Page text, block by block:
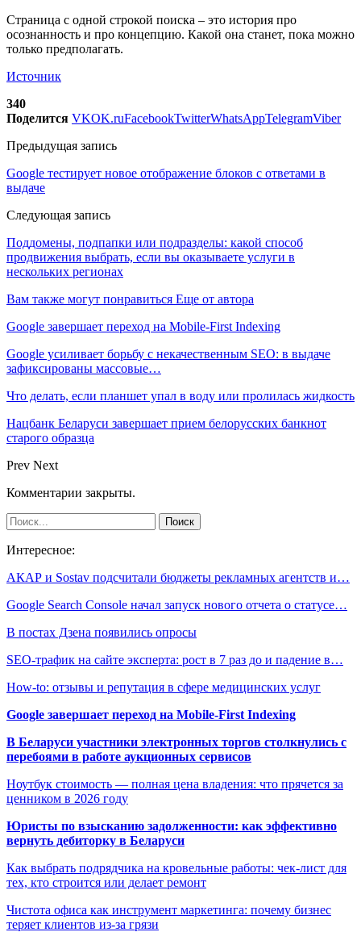
Страница с одной строкой поиска – это история про
осознанность и про концепцию. Какой она станет, пока можно
только предполагать.
Источник
340
Поделится VKOK.ruFacebookTwitterWhatsAppTelegramViber
Предыдущая запись
Google тестирует новое отображение блоков с ответами в
выдаче
Следующая запись
Поддомены, подпапки или подразделы: какой способ
продвижения выбрать, если вы оказываете услуги в
нескольких регионах
Вам также могут понравиться Еще от автора
Google завершает переход на Mobile-First Indexing
Google усиливает борьбу с некачественным SEO: в выдаче
зафиксированы массовые…
Что делать, если планшет упал в воду или пролилась жидкость
Нацбанк Беларуси завершает прием белорусских банкнот
старого образца
Prev Next
Комментарии закрыты.
Интересное:
АКАР и Sostav подсчитали бюджеты рекламных агентств и…
Google Search Console начал запуск нового отчета о статусе…
В постах Дзена появились опросы
SEO-трафик на сайте эксперта: рост в 7 раз до и падение в…
How-to: отзывы и репутация в сфере медицинских услуг
Google завершает переход на Mobile-First Indexing
В Беларуси участники электронных торгов столкнулись с
перебоями в работе аукционных сервисов
Ноутбук стоимость — полная цена владения: что прячется за
ценником в 2026 году
Юристы по взысканию задолженности: как эффективно
вернуть дебиторку в Беларуси
Как выбрать подрядчика на кровельные работы: чек-лист для
тех, кто строится или делает ремонт
Чистота офиса как инструмент маркетинга: почему бизнес
теряет клиентов из-за грязи